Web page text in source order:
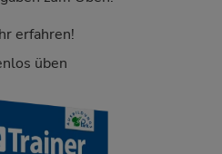
erfahren!
üben